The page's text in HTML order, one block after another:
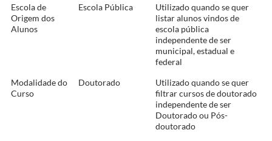
Escola de
Origem dos
Alunos
Escola Pública
Utilizado quando se quer
listar alunos vindos de
escola pública
independente de ser
municipal, estadual e
federal
Modalidade do
Curso
Doutorado
Utilizado quando se quer
filtrar cursos de doutorado
independente de ser
Doutorado ou Pós-
doutorado